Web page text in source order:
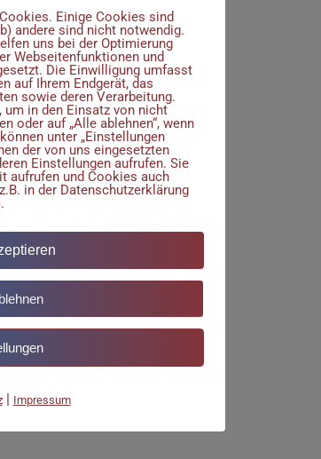
Einige Cookies sind
andere sind nicht notwendig.
uns bei der Optimierung
Webseitenfunktionen und
Die Einwilligung umfasst
auf Ihrem Endgerät, das
sowie deren Verarbeitung.
um in den Einsatz von nicht
oder auf „Alle ablehnen“, wenn
unter „Einstellungen
der von uns eingesetzten
Einstellungen aufrufen. Sie
aufrufen und Cookies auch
in der Datenschutzerklärung
| Impressum